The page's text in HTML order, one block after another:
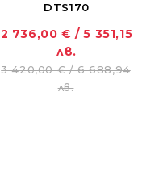
DTS170
2 736,00 € / 5 351,15
лв.
3 420,00 € / 6 688,94
лв.